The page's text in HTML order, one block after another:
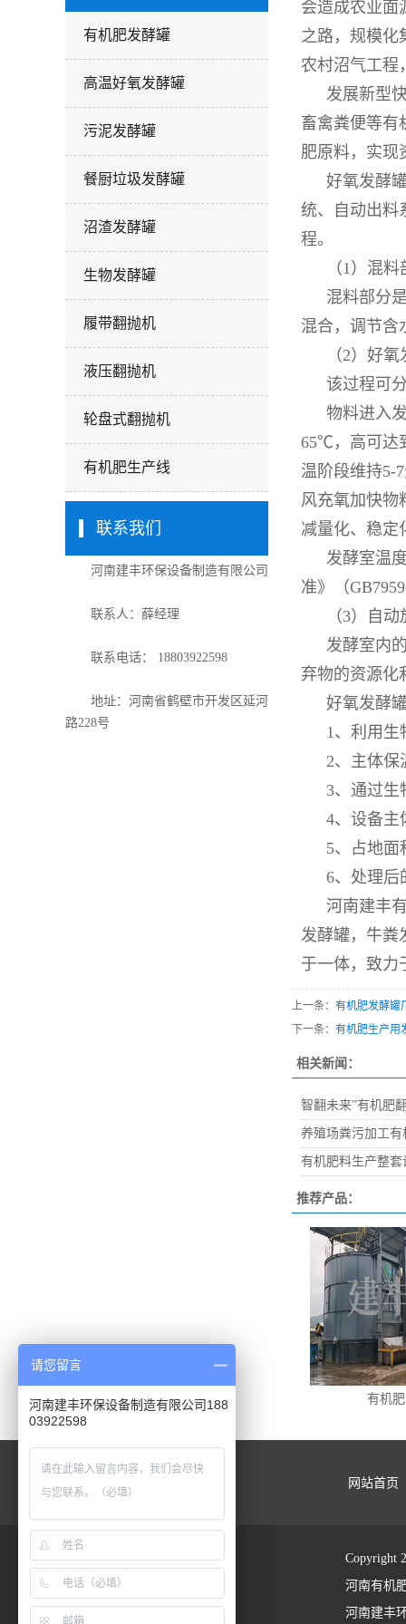
有机肥发酵罐
高温好氧发酵罐
污泥发酵罐
餐厨垃圾发酵罐
沼渣发酵罐
生物发酵罐
履带翻抛机
液压翻抛机
轮盘式翻抛机
有机肥生产线
联系我们
河南建丰环保设备制造有限公司
联系人：薛经理
联系电话： 18803922598
地址：河南省鹤壁市开发区延河
路228号
会造成农业面
之路，规模化
农村沼气工程
发展新型
畜禽粪便等有
肥原料，实现
好氧发酵
统、自动出料
程。
（1）混
混料部分
混合，调节含
（2）好
该过程可
物料进入
65℃，高可达
温阶段维持5-
风充氧加快物
减量化、稳定
发酵室温
准》（
（3）自
发酵室内
弃物的资源化
好氧发酵
1、利用生
2、主体保
3、通过生
4、设备主
5、占地面
6、处理后
河南建丰
发酵罐，牛粪
于一体，致力
上一条： 有机肥发酵罐
下一条： 有机肥生产用
相关新闻：
智翻未来”有机肥
养殖场粪污加工
有机肥料生产整套
推荐产品：
有机
网站首页
Copyright
河南有机
河南建丰
请您留言
河南建丰环保设备制造有限公司188
03922598